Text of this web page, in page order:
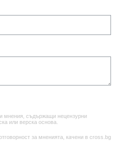
мнения, съдържащи нецензурни
или верска основа.
за мненията, качени в cross.bg